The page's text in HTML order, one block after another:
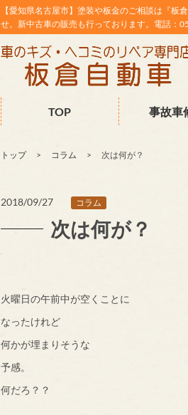
【愛知県名古屋市】塗装や板金のご相談は『
せ。新中古車の販売も行っております。電話：
TOP 事故車
トップ コラム 次は何が？
2018/09/27 コラム
次は何が？
火曜日の午前中が空くことに
なったけれど
何かが埋まりそうな
予感。
何だろ？？